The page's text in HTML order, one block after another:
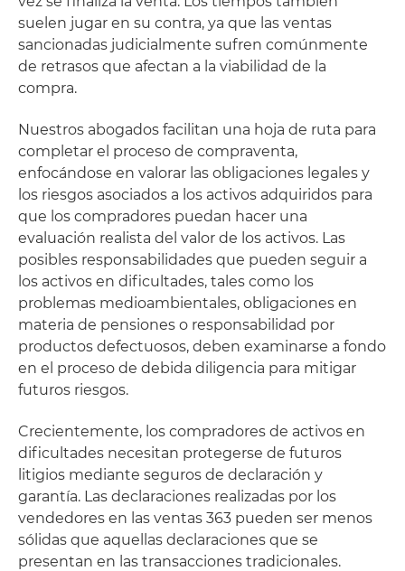
suelen jugar en su contra, ya que las ventas
sancionadas judicialmente sufren comúnmente
de retrasos que afectan a la viabilidad de la
compra.
Nuestros abogados facilitan una hoja de ruta para
completar el proceso de compraventa,
enfocándose en valorar las obligaciones legales y
los riesgos asociados a los activos adquiridos para
que los compradores puedan hacer una
evaluación realista del valor de los activos. Las
posibles responsabilidades que pueden seguir a
los activos en dificultades, tales como los
problemas medioambientales, obligaciones en
materia de pensiones o responsabilidad por
productos defectuosos, deben examinarse a fondo
en el proceso de debida diligencia para mitigar
futuros riesgos.
Crecientemente, los compradores de activos en
dificultades necesitan protegerse de futuros
litigios mediante seguros de declaración y
garantía. Las declaraciones realizadas por los
vendedores en las ventas 363 pueden ser menos
sólidas que aquellas declaraciones que se
presentan en las transacciones tradicionales.